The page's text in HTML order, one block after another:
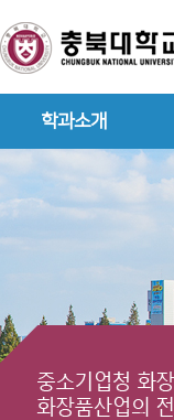
학과소개